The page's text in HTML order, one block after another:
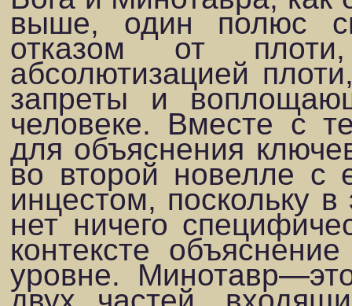
выше, один полюс
отказом от
абсолютизацией
запреты и
человеке. Вместе с
для объяснения
во второй новелле с
инцестом, поскольку
нет ничего
контексте
уровне.